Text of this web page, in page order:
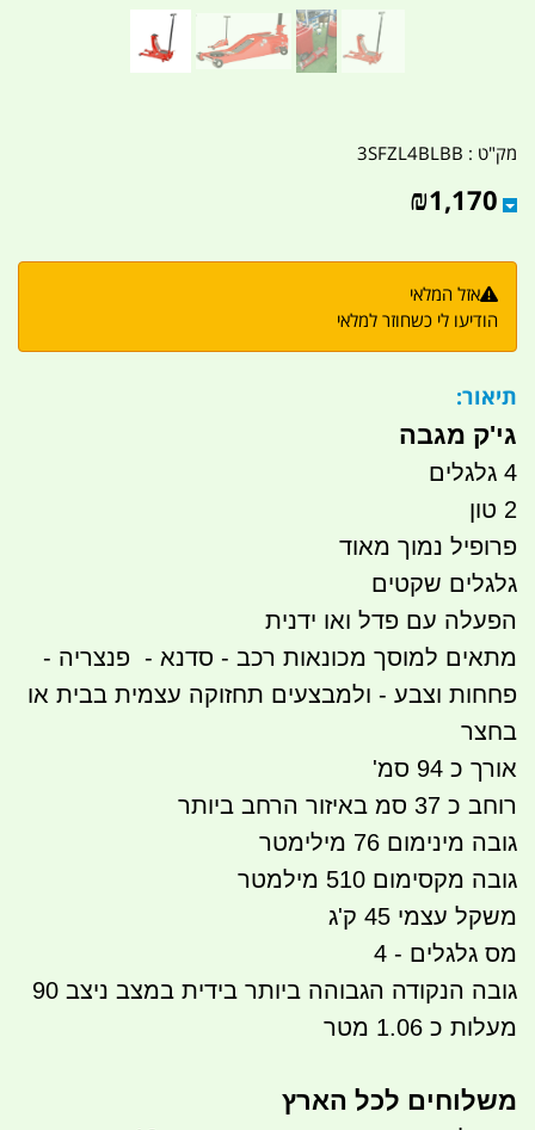
מק"ט : 3SFZL4BLBB
₪1,170
אזל המלאי
הודיעו לי כשחוזר למלאי
תיאור:
גי'ק מגבה
4 גלגלים
2 טון
פרופיל נמוך מאוד
גלגלים שקטים
הפעלה עם פדל ואו ידנית
מתאים למוסך מכונאות רכב - סדנא - פנצריה -
פחחות וצבע - ולמבצעים תחזוקה עצמית בבית או
בחצר
אורך כ 94 סמ'
רוחב כ 37 סמ באיזור הרחב ביותר
גובה מינימום 76 מילימטר
גובה מקסימום 510 מילמטר
משקל עצמי 45 ק'ג
מס גלגלים - 4
גובה הנקודה הגבוהה ביותר בידית במצב ניצב 90
מעלות כ 1.06 מטר
משלוחים לכל הארץ